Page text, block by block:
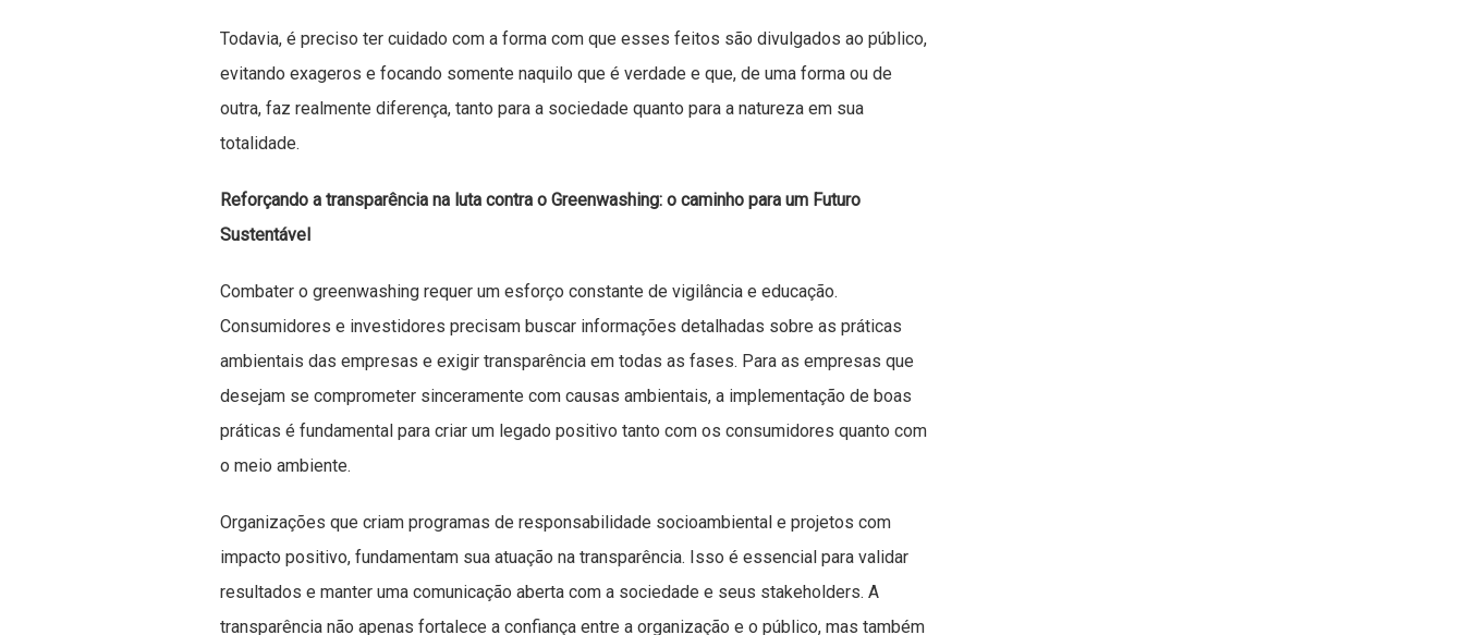
Todavia, é preciso ter cuidado com a forma com que esses feitos são divulgados ao público,
evitando exageros e focando somente naquilo que é verdade e que, de uma forma ou de
outra, faz realmente diferença, tanto para a sociedade quanto para a natureza em sua
totalidade.
Reforçando a transparência na luta contra o Greenwashing: o caminho para um Futuro
Sustentável
Combater o greenwashing requer um esforço constante de vigilância e educação.
Consumidores e investidores precisam buscar informações detalhadas sobre as práticas
ambientais das empresas e exigir transparência em todas as fases. Para as empresas que
desejam se comprometer sinceramente com causas ambientais, a implementação de boas
práticas é fundamental para criar um legado positivo tanto com os consumidores quanto com
o meio ambiente.
Organizações que criam programas de responsabilidade socioambiental e projetos com
impacto positivo, fundamentam sua atuação na transparência. Isso é essencial para validar
resultados e manter uma comunicação aberta com a sociedade e seus stakeholders. A
transparência não apenas fortalece a confiança entre a organização e o público, mas também